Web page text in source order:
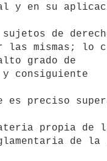
y en su
de
las mismas; lo
grado de
consiguiente
es preciso
propia de
de la